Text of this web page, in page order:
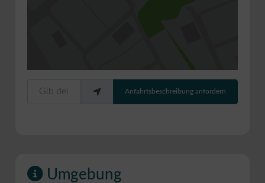
Gib deinen Standort ein.
Anfahrtsbeschreibung anfordern
Umgebung